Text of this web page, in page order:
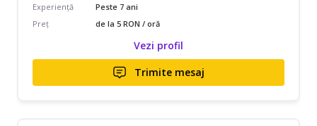
Experiență
Peste 7 ani
Preț
de la 5 RON / oră
Vezi profil
Trimite mesaj